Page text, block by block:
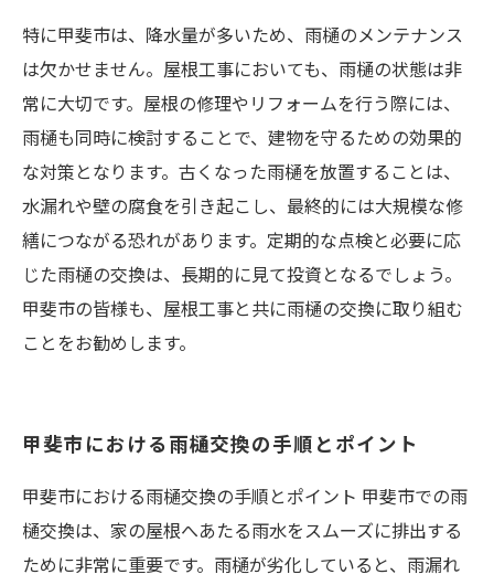
特に甲斐市は、降水量が多いため、雨樋のメンテナンス
は欠かせません。屋根工事においても、雨樋の状態は非
常に大切です。屋根の修理やリフォームを行う際には、
雨樋も同時に検討することで、建物を守るための効果的
な対策となります。古くなった雨樋を放置することは、
水漏れや壁の腐食を引き起こし、最終的には大規模な修
繕につながる恐れがあります。定期的な点検と必要に応
じた雨樋の交換は、長期的に見て投資となるでしょう。
甲斐市の皆様も、屋根工事と共に雨樋の交換に取り組む
ことをお勧めします。
甲斐市における雨樋交換の手順とポイント
甲斐市における雨樋交換の手順とポイント 甲斐市での雨
樋交換は、家の屋根へあたる雨水をスムーズに排出する
ために非常に重要です。雨樋が劣化していると、雨漏れ